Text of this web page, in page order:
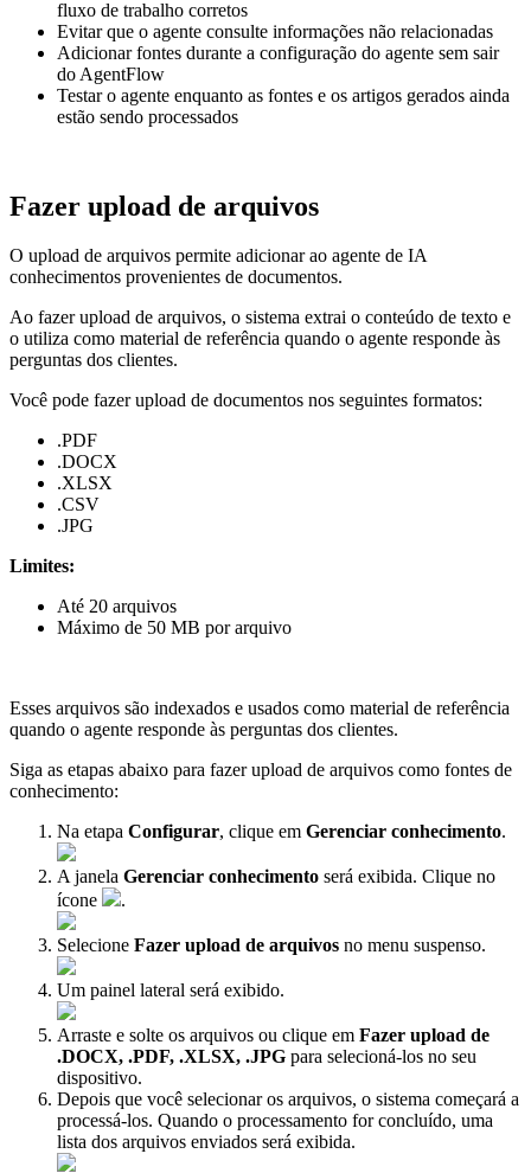
fluxo de trabalho corretos
Evitar que o agente consulte informações não relacionadas
Adicionar fontes durante a configuração do agente sem sair
do AgentFlow
Testar o agente enquanto as fontes e os artigos gerados ainda
estão sendo processados
Fazer upload de arquivos
O upload de arquivos permite adicionar ao agente de IA
conhecimentos provenientes de documentos.
Ao fazer upload de arquivos, o sistema extrai o conteúdo de texto e
o utiliza como material de referência quando o agente responde às
perguntas dos clientes.
Você pode fazer upload de documentos nos seguintes formatos:
.PDF
.DOCX
.XLSX
.CSV
.JPG
Limites:
Até 20 arquivos
Máximo de 50 MB por arquivo
Esses arquivos são indexados e usados como material de referência
quando o agente responde às perguntas dos clientes.
Siga as etapas abaixo para fazer upload de arquivos como fontes de
conhecimento:
Na etapa Configurar, clique em Gerenciar conhecimento.
A janela Gerenciar conhecimento será exibida. Clique no
ícone
.
Selecione Fazer upload de arquivos no menu suspenso.
Um painel lateral será exibido.
Arraste e solte os arquivos ou clique em Fazer upload de
.DOCX, .PDF, .XLSX, .JPG para selecioná-los no seu
dispositivo.
Depois que você selecionar os arquivos, o sistema começará a
processá-los. Quando o processamento for concluído, uma
lista dos arquivos enviados será exibida.